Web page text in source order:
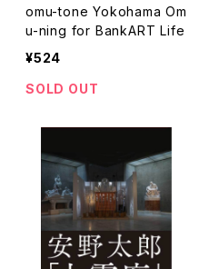
omu-tone Yokohama Om
u-ning for BankART Life
¥524
SOLD OUT